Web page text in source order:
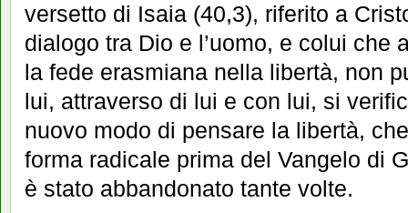
versetto di Isaia (40,3), riferito a
dialogo tra Dio e l’uomo, e colui che
la fede erasmiana nella libertà, non
lui, attraverso di lui e con lui, si
nuovo modo di pensare la libertà,
forma radicale prima del Vangelo di
è stato abbandonato tante volte.